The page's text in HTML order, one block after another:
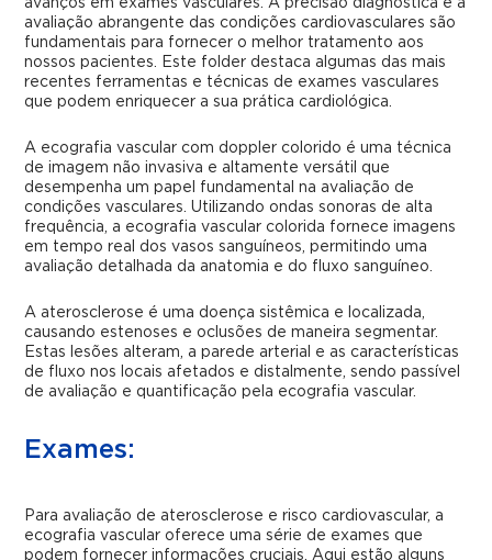
avanços em exames vasculares. A precisão diagnóstica e a
avaliação abrangente das condições cardiovasculares são
fundamentais para fornecer o melhor tratamento aos
nossos pacientes. Este folder destaca algumas das mais
recentes ferramentas e técnicas de exames vasculares
que podem enriquecer a sua prática cardiológica.
A ecografia vascular com doppler colorido é uma técnica
de imagem não invasiva e altamente versátil que
desempenha um papel fundamental na avaliação de
condições vasculares. Utilizando ondas sonoras de alta
frequência, a ecografia vascular colorida fornece imagens
em tempo real dos vasos sanguíneos, permitindo uma
avaliação detalhada da anatomia e do fluxo sanguíneo.
A aterosclerose é uma doença sistêmica e localizada,
causando estenoses e oclusões de maneira segmentar.
Estas lesões alteram, a parede arterial e as características
de fluxo nos locais afetados e distalmente, sendo passível
de avaliação e quantificação pela ecografia vascular.
Exames:
Para avaliação de aterosclerose e risco cardiovascular, a
ecografia vascular oferece uma série de exames que
podem fornecer informações cruciais. Aqui estão alguns